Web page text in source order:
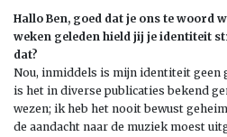
Hallo Ben, goed dat je ons te woord
weken geleden hield jij je identiteit
dat?
Nou, inmiddels is mijn identiteit geen
is het in diverse publicaties bekend
wezen; ik heb het nooit bewust
de aandacht naar de muziek moest